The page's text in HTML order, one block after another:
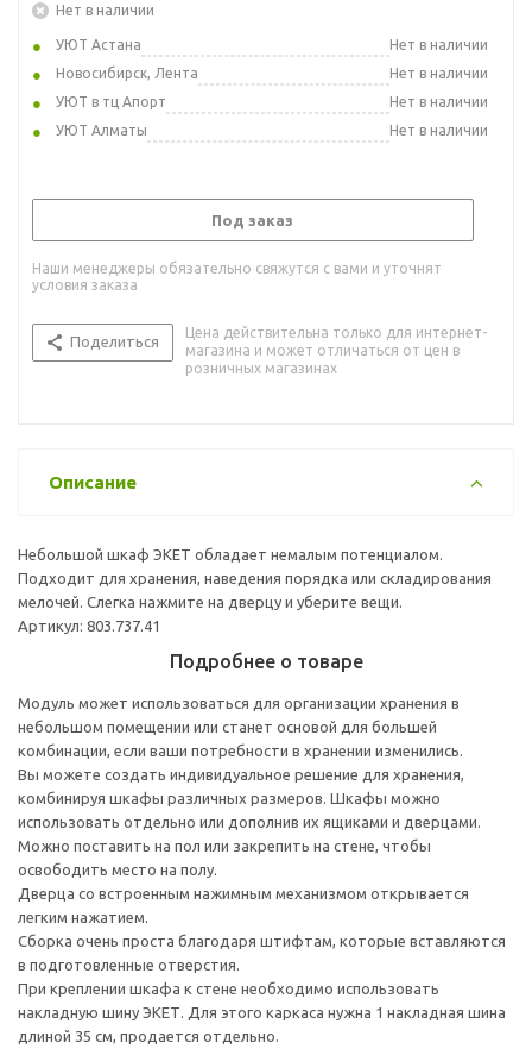
Нет в наличии
УЮТ Астана
Нет в наличии
Новосибирск, Лента
Нет в наличии
УЮТ в тц Апорт
Нет в наличии
УЮТ Алматы
Нет в наличии
Под заказ
Наши менеджеры обязательно свяжутся с вами и уточнят
условия заказа
Поделиться
Цена действительна только для интернет-
магазина и может отличаться от цен в
розничных магазинах
Описание
Небольшой шкаф ЭКЕТ обладает немалым потенциалом.
Подходит для хранения, наведения порядка или складирования
мелочей. Слегка нажмите на дверцу и уберите вещи.
Артикул: 803.737.41
Подробнее о товаре
Модуль может использоваться для организации хранения в
небольшом помещении или станет основой для большей
комбинации, если ваши потребности в хранении изменились.
Вы можете создать индивидуальное решение для хранения,
комбинируя шкафы различных размеров. Шкафы можно
использовать отдельно или дополнив их ящиками и дверцами.
Можно поставить на пол или закрепить на стене, чтобы
освободить место на полу.
Дверца со встроенным нажимным механизмом открывается
легким нажатием.
Сборка очень проста благодаря штифтам, которые вставляются
в подготовленные отверстия.
При креплении шкафа к стене необходимо использовать
накладную шину ЭКЕТ. Для этого каркаса нужна 1 накладная шина
длиной 35 см, продается отдельно.